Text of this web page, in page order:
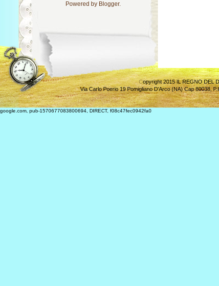
Powered by Blogger.
Copyright 2015 IL REGNO DEL
Via Carlo Poerio 19 Pomigliano D'Arco (NA) Cap 80038,
google.com, pub-1570677083800694, DIRECT, f08c47fec0942fa0